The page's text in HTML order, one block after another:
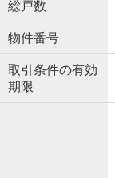
総戸数
物件番号
取引条件の有効
期限